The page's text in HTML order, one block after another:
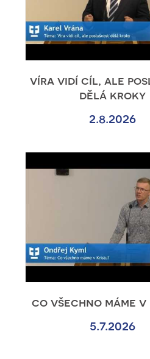
víra vidí cíl, ale
dělá kroky
2.8.2026
co všechno máme
5.7.2026